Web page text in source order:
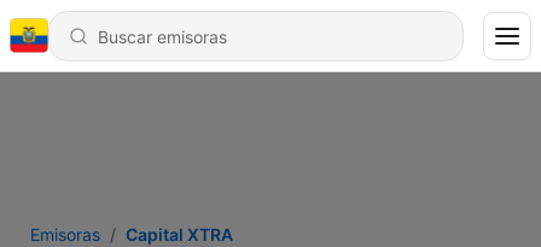
Emisoras Capital XTRA